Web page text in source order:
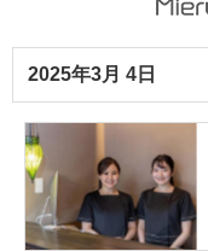
2025年3月 4日